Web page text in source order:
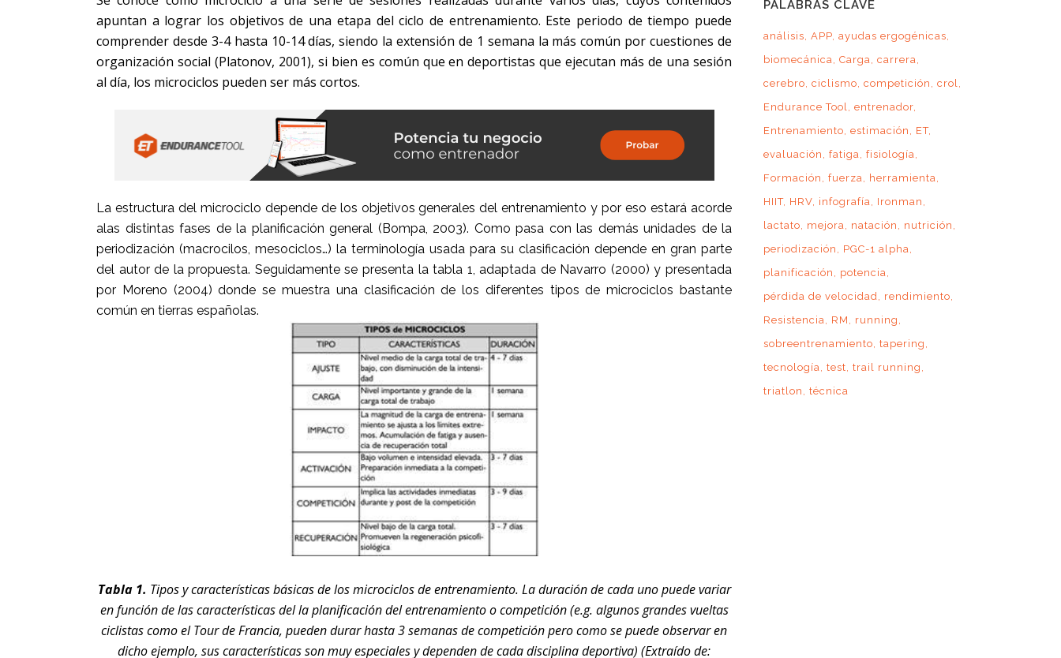
apuntan a lograr los objetivos de una etapa del ciclo de entrenamiento. Este periodo de tiempo puede
comprender desde 3-4 hasta 10-14 días, siendo la extensión de 1 semana la más común por cuestiones de
organización social (Platonov, 2001), si bien es común que en deportistas que ejecutan más de una sesión
al día, los microciclos pueden ser más cortos.
La estructura del microciclo depende de los objetivos generales del entrenamiento y por eso estará acorde
alas distintas fases de la planificación general (Bompa, 2003). Como pasa con las demás unidades de la
periodización (macrocilos, mesociclos…) la terminología usada para su clasificación depende en gran parte
del autor de la propuesta. Seguidamente se presenta la tabla 1, adaptada de Navarro (2000) y presentada
por Moreno (2004) donde se muestra una clasificación de los diferentes tipos de microciclos bastante
común en tierras españolas.
Tabla 1. Tipos y características básicas de los microciclos de entrenamiento. La duración de cada uno puede variar
en función de las características del la planificación del entrenamiento o competición(e.g. algunos grandes vueltas
ciclistas como el Tour de Francia, pueden durar hasta 3 semanas de competiciónpero como se puede observar en
dicho ejemplo, sus características son muy especiales y dependen de cada disciplina deportiva) (Extraído de:
PALABRAS CLAVE
análisis APP ayudas ergogénicas
biomecánica Carga carrera
cerebro ciclismo competición
crol
Endurance Tool entrenador
Entrenamiento estimación
ET
evaluación
fatiga fisiología
Formación
fuerza
herramienta
HIIT HRV infografía
Ironman
lactato
mejora natación
nutrición
periodización
PGC-1 alpha
planificación
potencia
pérdida de velocidad
rendimiento
Resistencia
RM
running
sobreentrenamiento tapering
tecnología test trail running
triatlon
técnica